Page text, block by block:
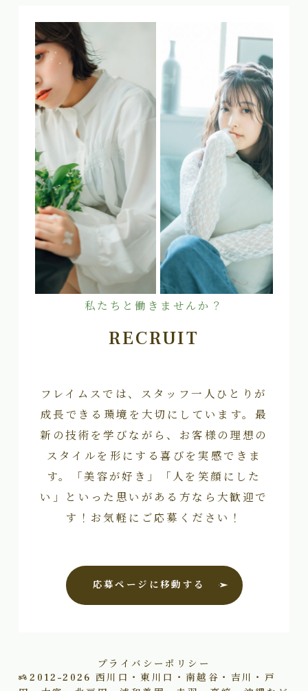
私たちと働きませんか？
RECRUIT
フレイムスでは、スタッフ一人ひとりが
成長できる環境を大切にしています。最
新の技術を学びながら、お客様の理想の
スタイルを形にする喜びを実感できま
す。「美容が好き」「人を笑顔にした
い」といった思いがある方なら大歓迎で
す！お気軽にご応募ください！
応募ページに移動する
プライバシーポリシー
2012–2026 西川口・東川口・南越谷・吉川・戸